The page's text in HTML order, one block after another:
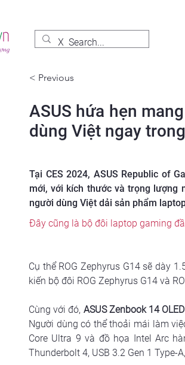
< Previous
ASUS hứa hẹn
dùng Việt ngay
Tại CES 2024, ASUS Republic of
mới, với kích thước và trọng lượng
người dùng Việt dải sản phẩm
Đây cũng là bộ đôi laptop gaming
Cụ thể ROG Zephyrus G14 sẽ dày
kiến bộ đôi ROG Zephyrus G14 và
Cùng với đó, ASUS Zenbook 14
Người dùng có thể thoải mái làm
Core Ultra 9 và đồ họa Intel Arc
Thunderbolt 4, USB 3.2 Gen 1 Type-